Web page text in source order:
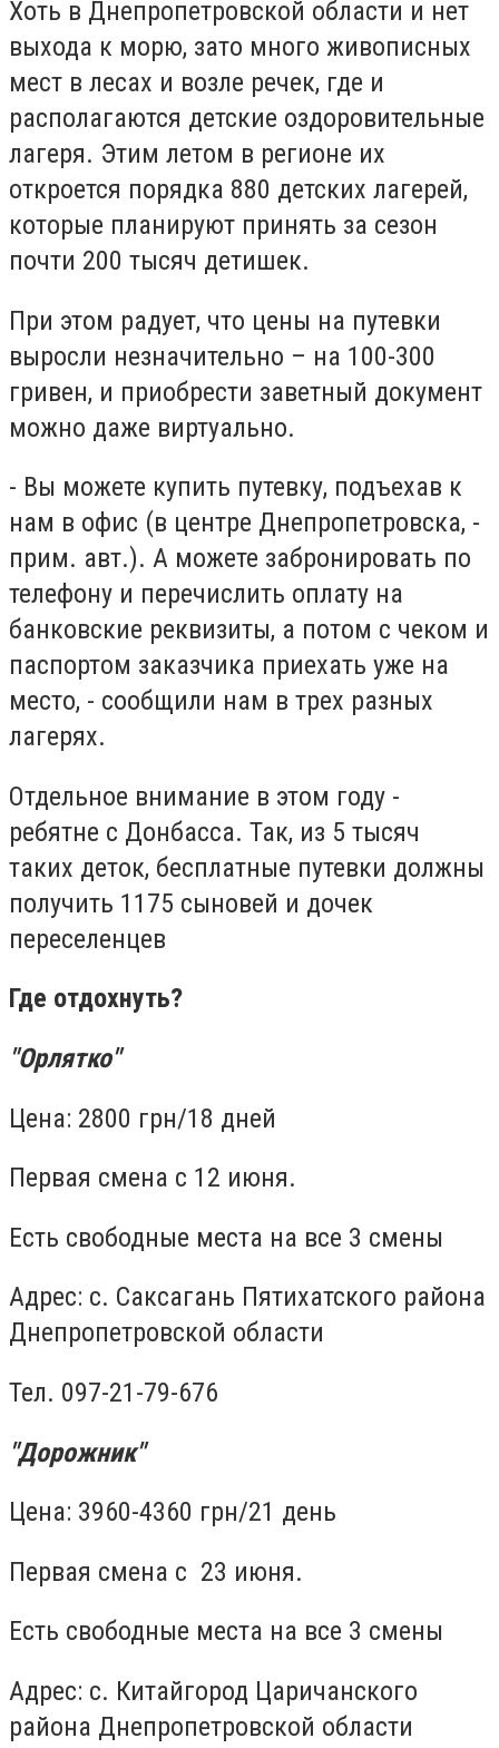
Хоть в Днепропетровской области и нет
выхода к морю, зато много живописных
мест в лесах и возле речек, где и
располагаются детские оздоровительные
лагеря. Этим летом в регионе их
откроется порядка 880 детских лагерей,
которые планируют принять за сезон
почти 200 тысяч детишек.
При этом радует, что цены на путевки
выросли незначительно – на 100-300
гривен, и приобрести заветный документ
можно даже виртуально.
- Вы можете купить путевку, подъехав к
нам в офис (в центре Днепропетровска, -
прим. авт.). А можете забронировать по
телефону и перечислить оплату на
банковские реквизиты, а потом с чеком и
паспортом заказчика приехать уже на
место, - сообщили нам в трех разных
лагерях.
Отдельное внимание в этом году -
ребятне с Донбасса. Так, из 5 тысяч
таких деток, бесплатные путевки должны
получить 1175 сыновей и дочек
переселенцев
Где отдохнуть?
"Орлятко"
Цена: 2800 грн/18 дней
Первая смена с 12 июня.
Есть свободные места на все 3 смены
Адрес: с. Саксагань Пятихатского района
Днепропетровской области
Тел. 097-21-79-676
"Дорожник"
Цена: 3960-4360 грн/21 день
Первая смена с 23 июня.
Есть свободные места на все 3 смены
Адрес: с. Китайгород Царичанского
района Днепропетровской области